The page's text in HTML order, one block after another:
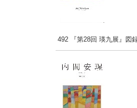
492 『第28回 瑛九展』図